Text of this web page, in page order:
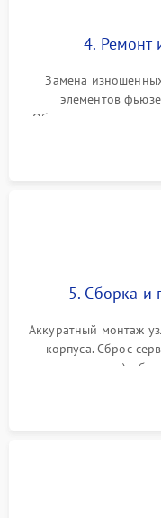
4. Ремонт
Замена
элементов
Обязательная
печати от
5. Сборка и
Аккуратный монтаж
корпуса. Сброс
закрепления),
калибровка